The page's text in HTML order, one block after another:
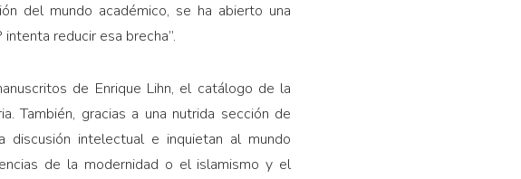
del mundo académico, se ha abierto una
reducir esa brecha”.
de Enrique Lihn, el catálogo de la
También, gracias a una nutrida sección de
intelectual e inquietan al mundo
de la modernidad o el islamismo y el